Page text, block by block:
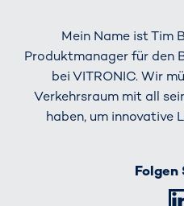
Mein Name ist Tim
Produktmanager für den
bei VITRONIC. Wir
Verkehrsraum mit all
haben, um innovative
Folgen